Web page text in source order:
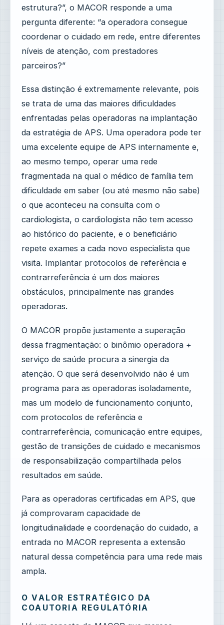
estrutura?”, o MACOR responde a uma
pergunta diferente: “a operadora consegue
coordenar o cuidado em rede, entre diferentes
níveis de atenção, com prestadores
parceiros?”
Essa distinção é extremamente relevante, pois
se trata de uma das maiores dificuldades
enfrentadas pelas operadoras na implantação
da estratégia de APS. Uma operadora pode ter
uma excelente equipe de APS internamente e,
ao mesmo tempo, operar uma rede
fragmentada na qual o médico de família tem
dificuldade em saber (ou até mesmo não sabe)
o que aconteceu na consulta com o
cardiologista, o cardiologista não tem acesso
ao histórico do paciente, e o beneficiário
repete exames a cada novo especialista que
visita. Implantar protocolos de referência e
contrarreferência é um dos maiores
obstáculos, principalmente nas grandes
operadoras.
O MACOR propõe justamente a superação
dessa fragmentação: o binômio operadora +
serviço de saúde procura a sinergia da
atenção. O que será desenvolvido não é um
programa para as operadoras isoladamente,
mas um modelo de funcionamento conjunto,
com protocolos de referência e
contrarreferência, comunicação entre equipes,
gestão de transições de cuidado e mecanismos
de responsabilização compartilhada pelos
resultados em saúde.
Para as operadoras certificadas em APS, que
já comprovaram capacidade de
longitudinalidade e coordenação do cuidado, a
entrada no MACOR representa a extensão
natural dessa competência para uma rede mais
ampla.
O VALOR ESTRATÉGICO DA
COAUTORIA REGULATÓRIA